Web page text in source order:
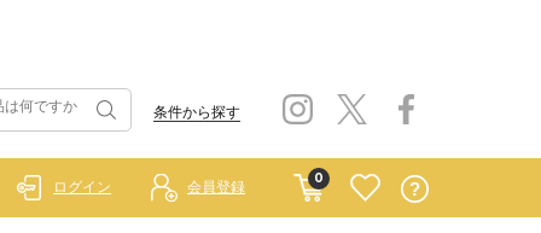
条件から探す
0
ログイン 会員登録